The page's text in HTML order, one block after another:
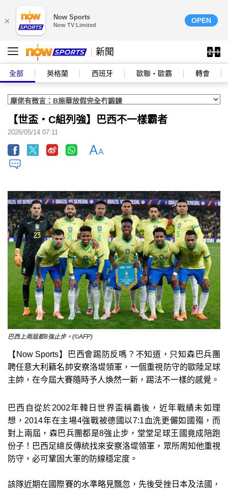
× Now Sports
Now TV Limited
OPEN
新聞
全部 英格蘭 西班牙 歐聯‧歐霸 轉會
【世盃‧C組列強】巴西不一樣霸者
2026/05/14 07:11
巴西上兩屆都8強止步。(©AFP)
【Now Sports】巴西會踢防反嗎？不知道，只知森巴兵團
聘任意大利籍名帥安察洛堤領軍，一個重視防守的歐陸足球
主帥，在今屆大賽隨時予人煥然一新，踢法不一樣的感覺。
巴西自從於2002年韓日世界盃稱霸後，近年戰績未如理
想，2014年在主場4強戰被德國以7:1血洗更儼如國殤，而
對上兩屆，森巴兵團都是8強止步，堂堂足球王國竟成陪跑
份子！巴西足總反傳統找來安察洛堤領軍，眾所周知他重視
防守，必可鞏固大軍的防線穩定度。
該隊近期在國際賽的水準略見飄忽，先後受挫日本及法國，